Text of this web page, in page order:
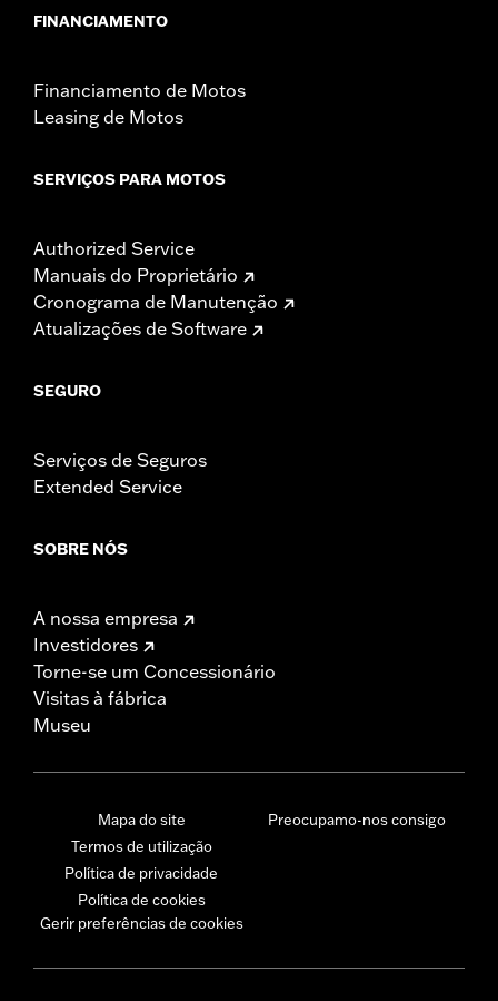
FINANCIAMENTO
Financiamento de Motos
Leasing de Motos
SERVIÇOS PARA MOTOS
Authorized Service
Manuais do Proprietário
Cronograma de Manutenção
Atualizações de Software
SEGURO
Serviços de Seguros
Extended Service
SOBRE NÓS
A nossa empresa
Investidores
Torne-se um Concessionário
Visitas à fábrica
Museu
Mapa do site
Termos de utilização
Política de privacidade
Política de cookies
Gerir preferências de cookies
Preocupamo-nos consigo